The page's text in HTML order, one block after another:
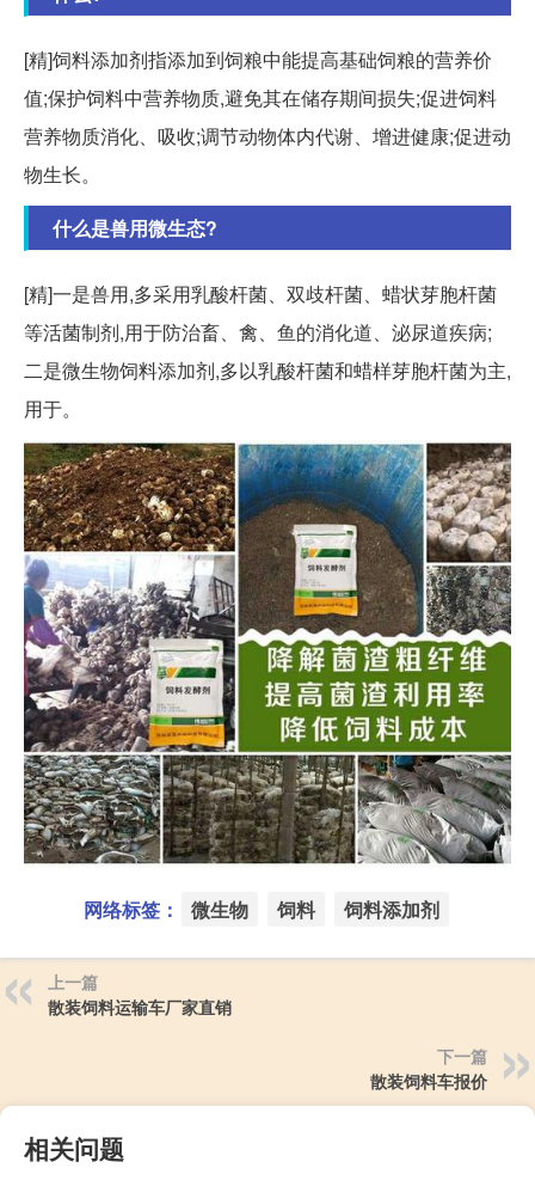
[精]饲料添加剂指添加到饲粮中能提高基础饲粮的营养价
值;保护饲料中营养物质,避免其在储存期间损失;促进饲料
营养物质消化、吸收;调节动物体内代谢、增进健康;促进动
物生长。
什么是兽用微生态?
[精]一是兽用,多采用乳酸杆菌、双歧杆菌、蜡状芽胞杆菌
等活菌制剂,用于防治畜、禽、鱼的消化道、泌尿道疾病;
二是微生物饲料添加剂,多以乳酸杆菌和蜡样芽胞杆菌为主,
用于。
网络标签： 微生物 饲料 饲料添加剂
上一篇
散装饲料运输车厂家直销
下一篇
散装饲料车报价
相关问题